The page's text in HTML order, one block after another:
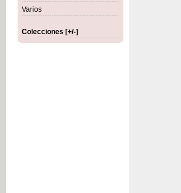
Varios
Colecciones [+/-]